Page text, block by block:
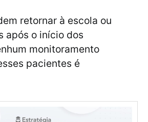
retornar à escola ou
após o início dos
monitoramento
pacientes é